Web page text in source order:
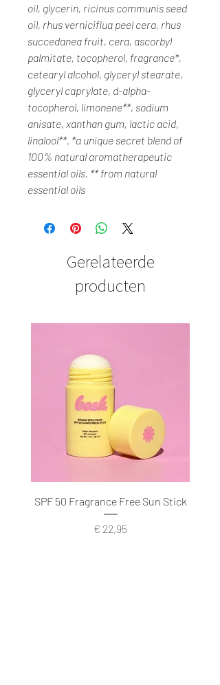
oil, glycerin, ricinus communis seed
oil, rhus verniciflua peel cera, rhus
succedanea fruit, cera, ascorbyl
palmitate, tocopherol, fragrance*,
cetearyl alcohol, glyceryl stearate,
glyceryl caprylate, d-alpha-
tocopherol, limonene**, sodium
anisate, xanthan gum, lactic acid,
linalool**. *a unique secret blend of
100% natural aromatherapeutic
essential oils. ** from natural
essential oils
Gerelateerde
producten
SPF 50 Fragrance Free Sun Stick
Prijs
€ 22,95